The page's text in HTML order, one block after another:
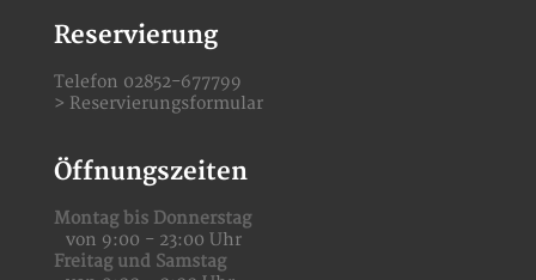
Reservierung
Telefon 02852-677799
> Reservierungsformular
Öffnungszeiten
Montag bis Donnerstag
von 9:00 - 23:00 Uhr
Freitag und Samstag